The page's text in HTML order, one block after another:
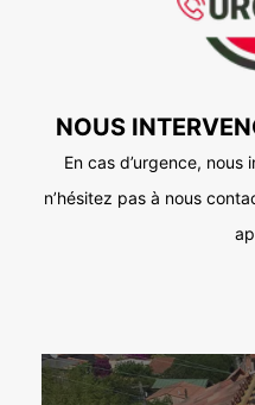
NOUS
En cas d’urgence, nous
n’hésitez pas à nous